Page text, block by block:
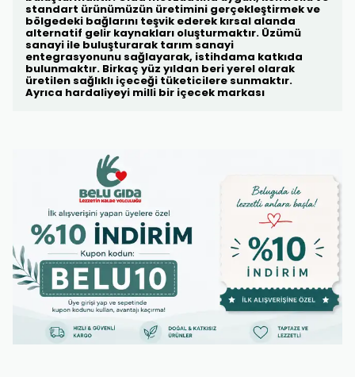
standart ürünümüzün üretimini gerçekleştirmek ve
bölgedeki bağlarını teşvik ederek kırsal alanda
alternatif gelir kaynakları oluşturmaktır. Üzümü
sanayi ile buluşturarak tarım sanayi
entegrasyonunu sağlayarak, istihdama katkıda
bulunmaktır. Birkaç yüz yıldan beri yerel olarak
üretilen sağlıklı içeceği tüketicilere sunmaktır.
Ayrıca hardaliyeyi milli bir içecek markası